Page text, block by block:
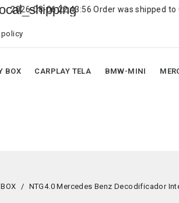
06 22:43:56 Order was shipped to Customer
policy
BOX CARPLAY TELA BMW-MINI
NTG4.0 Mercedes Benz Decodificador